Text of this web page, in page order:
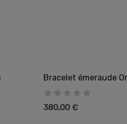
Bracelet émeraude
380,00 €